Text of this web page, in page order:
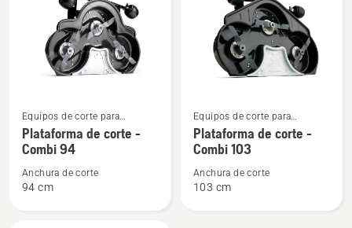
products
más
detalles
Plataforma
Equipos de corte para
cortacéspedes con unidad de
corte frontal y asiento para
aplicaciones residenciales
Plataforma de corte -
Combi 94
Anchura de corte
94 cm
más
detalles
Plataforma
Equipos de corte para
cortacéspedes con unidad de
corte frontal y asiento para
aplicaciones residenciales
Plataforma de corte -
Combi 103
Anchura de corte
103 cm